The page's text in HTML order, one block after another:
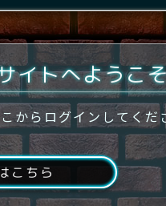
トへようこ
からログインしてくだ
こちら